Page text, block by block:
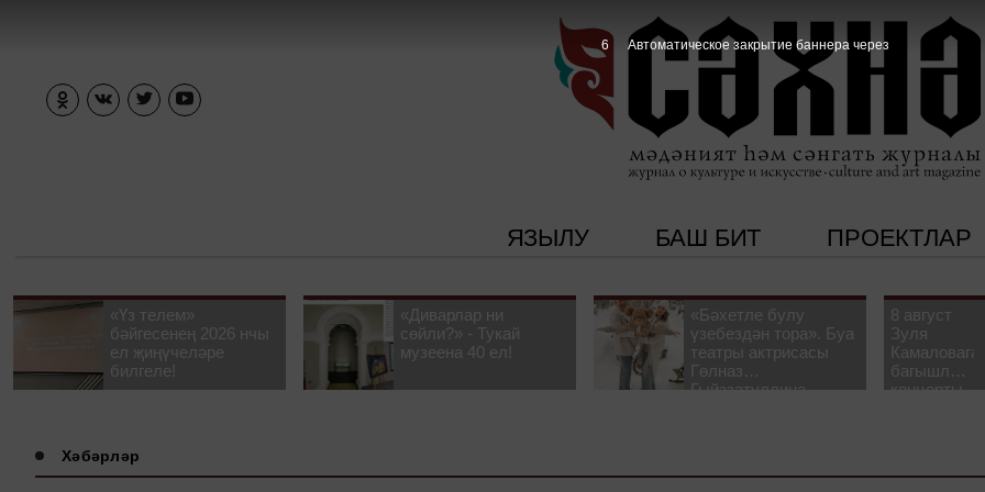
ЯЗЫЛУ БАШ БИТ ПРОЕКТЛАР
«Үз телем»
бәйгесенең 2026 нчы
ел җиңүчеләре
билгеле!
«Диварлар ни
сөйли?» - Тукай
музеена 40 ел!
«Бәхетле булу
үзебездән тора». Буа
театры актрисасы
Гөлназ
Гыйззәтуллина-
8 август
Зуля
Камаловага
багышлау
концерты
Хәбәрләр
5 Автоматическое закрытие баннера через